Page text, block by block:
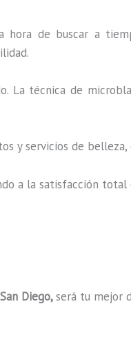
de buscar a
La técnica de
y servicios de
a la satisfacción
Diego,será tu mejor